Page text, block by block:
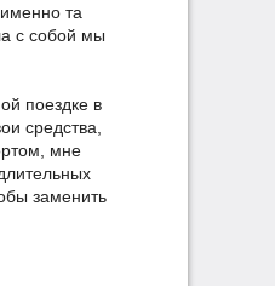
та
с собой мы
поездке в
средства,
мне
заменить